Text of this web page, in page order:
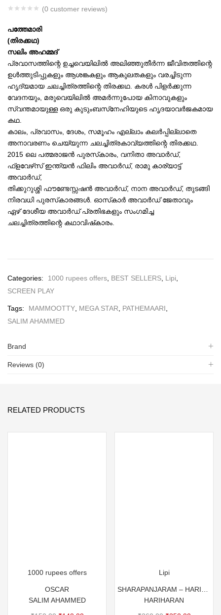
(0 customer reviews)
പത്തേമാരി
(തിരക്കഥ)
സലിം അഹമ്മദ്
പ്രവാസത്തിന്റെ ഉച്ചവെയിലില്‍ അലിഞ്ഞുതീര്‍ന്ന ജീവിതത്തിന്റെ
ഉള്‍ത്തുടിപ്പുകളും ആശങ്കകളും ആകുലതകളും വരച്ചിടുന്ന
ഹൃദ്യമായ ചലച്ചിത്രത്തിന്റെ തിരക്കഥ. കരള്‍ പിളര്‍ക്കുന്ന
വേദനയും, മരുവെയിലില്‍ അമര്‍ന്നുപോയ കിനാവുകളും
സ്വന്തമായുള്ള ഒരു കുടുംബസ്‌നേഹിയുടെ ഹൃദയാവര്‍ജകമായ
കഥ.
കാലം, പ്രവാസം, ദേശം, സമൂഹം എല്ലാം കലര്‍പ്പില്ലാതെ
അനാവരണം ചെയ്യുന്ന ചലച്ചിത്രകാവ്യത്തിന്റെ തിരക്കഥ.
2015 ലെ പത്മരാജന്‍ പുരസ്‌കാരം, വനിതാ അവാര്‍ഡ്,
ഫ്‌ളവേഴ്‌സ് ഇന്ത്യന്‍ ഫിലിം അവാര്‍ഡ്, രാമു കാര്യാട്ട്
അവാര്‍ഡ്,
തിക്കുറുശ്ശി ഫൗണ്ടേസ്സഷന്‍ അവാര്‍ഡ്, നാന അവാര്‍ഡ്, തുടങ്ങി
നിരവധി പുരസ്‌കാരങ്ങള്‍. ഓസ്‌കാര്‍ അവാര്‍ഡ് ജേതാവും
ഏഴ് ദേശീയ അവാര്‍ഡ് പ്രതിഭകളും സംഗമിച്ച
ചലച്ചിത്രത്തിന്റെ കഥാവിഷ്‌കാരം.
Categories: 1000 rupees offers BEST SELLERS Lipi
SCREEN PLAY
Tags: MAMMOOTTY MEGA STAR PATHEMAARI
SALIM AHAMMED
Brand
Reviews (0)
RELATED PRODUCTS
1000 rupees offers
OSCAR
SALIM AHAMMED
Lipi
HARIHARAN